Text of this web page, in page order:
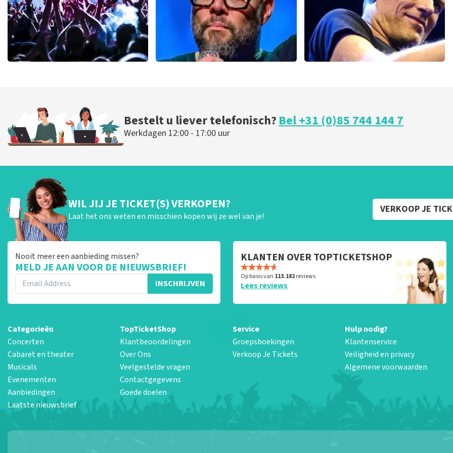
BESTEL NU
Bestelt u liever telefonisch?Bel +31 (0)85 744 144 7
Werkdagen 12:00 - 17:00 uur
WIL JIJ JE TICKET(S) VERKOPEN?
Laat het ons weten en misschien kopen wij ze wel van je!
VERKOOP JE
Nooit meer een aanbieding missen?
MELD JE AAN VOOR DE NIEUWSBRIEF!
INSCHRIJVEN
KLANTEN OVER TOPTICKETSHOP
Op basis van 113.182reviews
Lees reviews
Categorieën
Concerten
Cabaret en theater
Musicals
Evenementen
Aanbiedingen
Laatste nieuwsbrief
TopTicketShop
Klantbeoordelingen
Over Ons
Veelgestelde vragen
Contactgegevens
Goede doelen
Service
Groepsboekingen
Verkoop Je Tickets
Hulp nodig?
Klantenservice
Veiligheid en privacy
Algemene voorwaarden